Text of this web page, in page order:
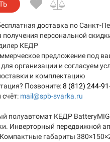
доставка по Санкт-
получения персональной
КЕДР
предложение под
организации и согласуем
и комплектацию
Позвоните:8 (812) 244-
mail@spb-svarka.ru
полуавтомат КЕДР
Инверторный передвижной
габариты